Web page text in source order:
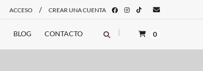
ACCESO / CREAR UNA CUENTA
BLOG CONTACTO 0